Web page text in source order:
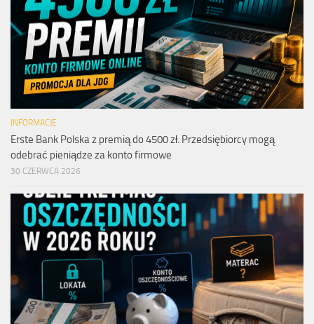
INFORMACJE
Erste Bank Polska z premią do 4500 zł. Przedsiębiorcy mogą
odebrać pieniądze za konto firmowe
30 CZERWCA 2026